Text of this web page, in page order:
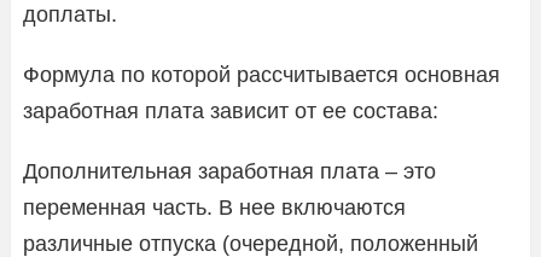
доплаты.
Формула по которой рассчитывается основная
заработная плата зависит от ее состава:
Дополнительная заработная плата – это
переменная часть. В нее включаются
различные отпуска (очередной, положенный